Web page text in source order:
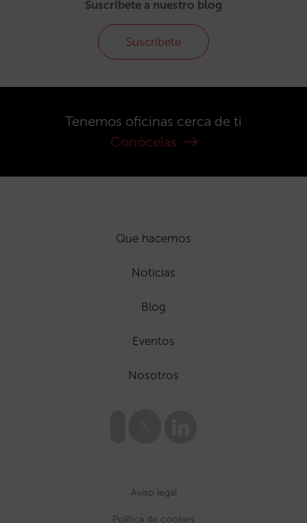
Suscríbete a nuestro blog
Suscríbete
Tenemos oficinas cerca de ti
Conócelas
Que hacemos
Noticias
Blog
Eventos
Nosotros
Aviso legal
Política de cookies